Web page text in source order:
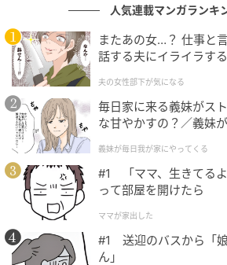
その辺に生えてる葉っぱで拭かな
いう厳格な自然派ルールが存在。
りには、アルピーの二人も驚愕す
独自の美学とプロ意識がぶつかり合
ピソードの数々。アルピーの二人
オープンチャットでのリアルタイム
ョンが、アングラなテーマを爆笑の
華させていました。
アルコ&ピースの#文化人が1番や
しくじり先生〜【テレビ朝日】#59
人気連載マンガランキ
またあの女…？ 仕事と
話する夫にイライラす
夫の女性部下が気になる
毎日家に来る義妹がス
な甘やかすの？／義妹
が】
義妹が毎日我が家にやってくる
#1 「ママ、生きてる
って部屋を開けたら
ママが家出した
#1 送迎のバスから「
ん」